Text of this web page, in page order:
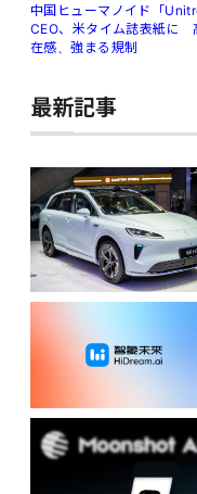
中国ヒューマノイド「
CEO、米タイム誌表紙に
在感、強まる規制
最新記事